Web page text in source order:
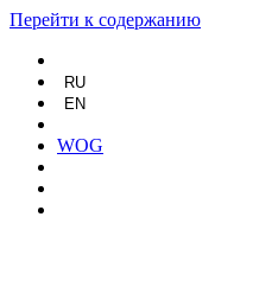
Перейти к содержанию
RU
EN
WOG